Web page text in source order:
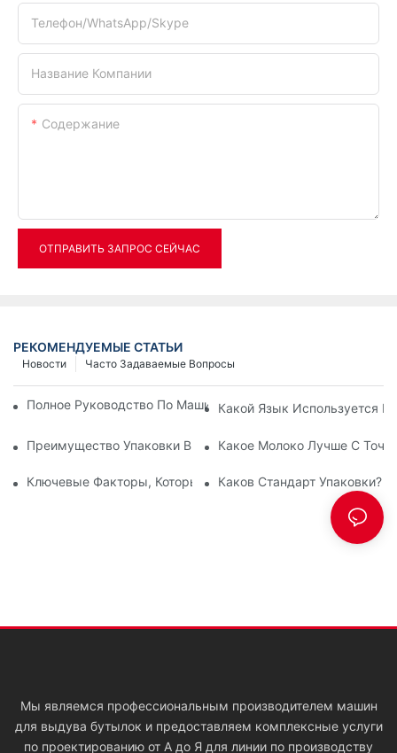
Телефон/WhatsApp/Skype
Название Компании
Содержание
ОТПРАВИТЬ ЗАПРОС СЕЙЧАС
РЕКОМЕНДУЕМЫЕ СТАТЬИ
Часто Задаваемые Вопросы
Новости
Полное Руководство По Машинам Для Выдува ПЭТ-
Какой Язык Используется
Преимущество Упаковки В ПЭТ-БутылкиКакое Молоко Лучше С
Ключевые Факторы, Которые Следует Учитывать При
Каков Стандарт Упаковки?
Мы являемся профессиональным производителем машин
для выдува бутылок и предоставляем комплексные услуги
по проектированию от А до Я для линии по производству